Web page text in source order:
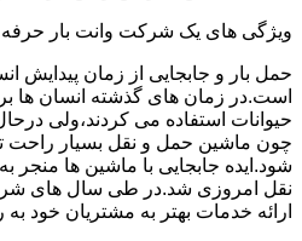
ویژگی های یک شرکت وانت بار
حمل بار و جابجایی از زمان پیدایش
است.در زمان های گذشته انسان ها
حیوانات استفاده می کردند،ولی
چون ماشین حمل و نقل بسیار راحت
شود.ایده جابجایی با ماشین ها
نقل امروزی شد.در طی سال های
ارائه خدمات بهتر به مشتریان خود به